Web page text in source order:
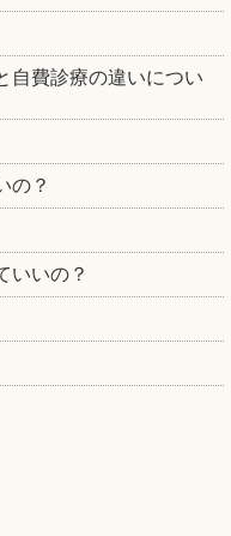
自費診療の違いについ
の？
いいの？